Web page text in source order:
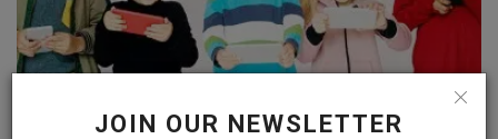
JOIN OUR NEWSLETTER